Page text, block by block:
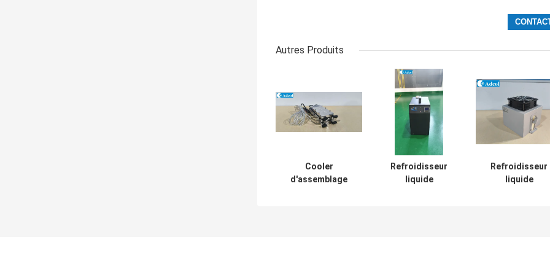
Autres Produits
Cooler
d'assemblage
Refroidisseur
liquide
Refroidisseur
liquide